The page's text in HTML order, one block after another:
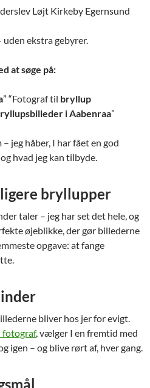
Løjt Kirkeby Egernsund
ekstra gebyrer.
at søge på:
” “Fotograf til bryllup
i Aabenraa”
jeg håber, I har fået en god
hvad jeg kan tilbyde.
bryllupper
taler – jeg har set det hele, og
øjeblikke, der gør billederne
opgave: at fange
bliver hos jer for evigt.
fotograf, vælger I en fremtid med
igen – og blive rørt af, hver gang.